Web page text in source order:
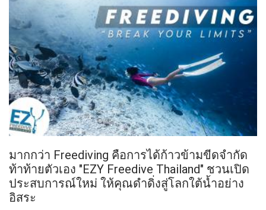
มากกว่า Freediving คือการได้ก้าวข้ามขีดจำกัด
ท้าท้ายตัวเอง "EZY Freedive Thailand" ชวนเปิด
ประสบการณ์ใหม่ ให้คุณดำดิ่งสู่โลกใต้น้ำอย่าง
อิสระ